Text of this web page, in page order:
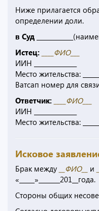
Ниже прилагается
определении доли.
в Суд ____________
Истец:
____ФИО___
ИИН ______________
Место жительства:
Ватсап номер для связи
Ответчик:
____ФИО___
ИИН ______________
Место жительства:
Исковое
Брак между __ФИО__ и
«_____»_______201__года.
Стороны общих